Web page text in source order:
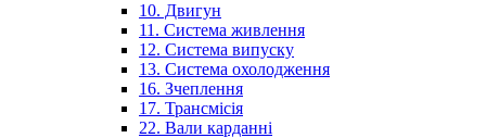
10. Двигун
11. Система живлення
12. Система випуску
13. Система охолодження
16. Зчеплення
17. Трансмісія
22. Вали карданні